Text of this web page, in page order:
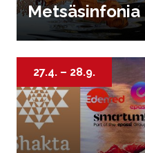
Metsäsinfonia
27.4. – 28.9.